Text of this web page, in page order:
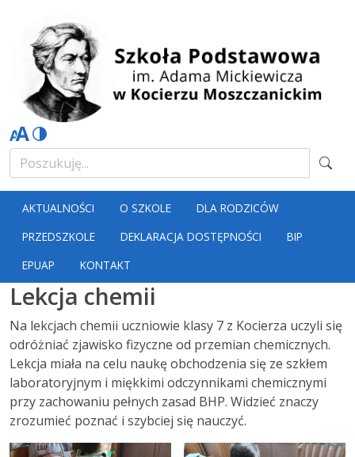
AKTUALNOŚCI O SZKOLE
DLA RODZICÓW
PRZEDSZKOLE
DEKLARACJA DOSTĘPNOŚCI
BIP
EPUAP
KONTAKT
Lekcja chemii
Na lekcjach chemii uczniowie klasy 7 z Kocierza uczyli się
odróżniać zjawisko fizyczne od przemian chemicznych.
Lekcja miała na celu naukę obchodzenia się ze szkłem
laboratoryjnym i miękkimi odczynnikami chemicznymi
przy zachowaniu pełnych zasad BHP. Widzieć znaczy
zrozumieć poznać i szybciej się nauczyć.